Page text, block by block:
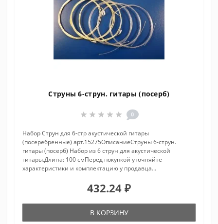
Струны 6-струн. гитары (посерб)
0
Набор Струн для 6-стр акустической гитары
(посеребренные) арт.15275ОписаниеСтруны 6-струн.
гитары (посерб) Набор из 6 струн для акустической
гитары.Длина: 100 смПеред покупкой уточняйте
характеристики и комплектацию у продавца...
432.24 ₽
В КОРЗИНУ